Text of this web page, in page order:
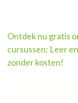
Ontdek nu gratis
cursussen: Leer
zonder kosten!